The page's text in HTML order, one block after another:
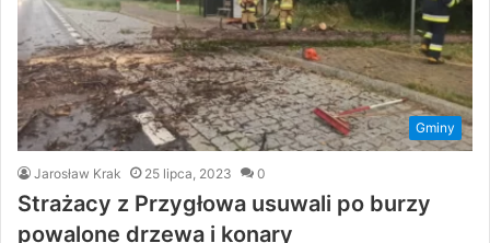
Gminy
Jarosław Krak 25 lipca, 2023 0
Strażacy z Przygłowa usuwali po burzy
powalone drzewa i konary